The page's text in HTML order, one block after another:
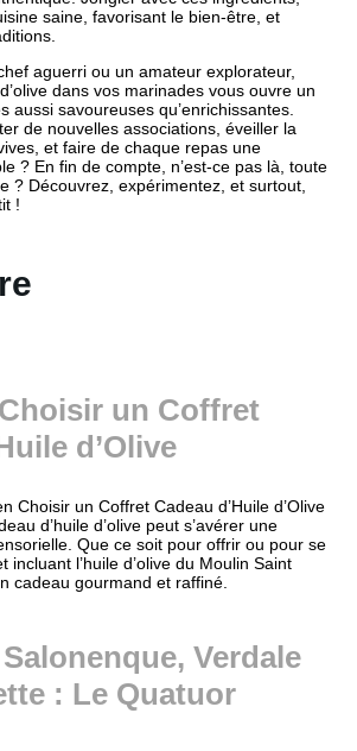
saine, favorisant le bien-être, et
aguerri ou un amateur explorateur,
d’olive dans vos marinades vous ouvre un
aussi savoureuses qu’enrichissantes.
de nouvelles associations, éveiller la
et faire de chaque repas une
? En fin de compte, n’est-ce pas là, toute
? Découvrez, expérimentez, et surtout,
!
un Coffret
d’Olive
Choisir un Coffret Cadeau d’Huile d’Olive
d’huile d’olive peut s’avérer une
Que ce soit pour offrir ou pour se
incluant l’huile d’olive du Moulin Saint
cadeau gourmand et raffiné.
Verdale
: Le Quatuor